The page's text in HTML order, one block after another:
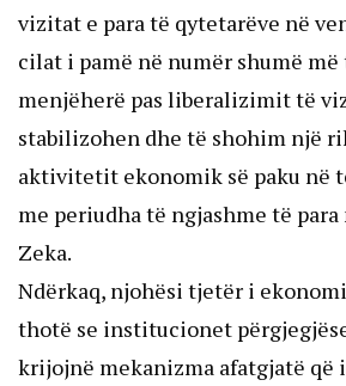
vizitat e para të qytetarëve në
cilat i pamë në numër shumë më
menjëherë pas liberalizimit të
stabilizohen dhe të shohim një
aktivitetit ekonomik së paku në
me periudha të ngjashme të
Zeka.
Ndërkaq, njohësi tjetër i
thotë se institucionet
krijojnë mekanizma afatgjatë që